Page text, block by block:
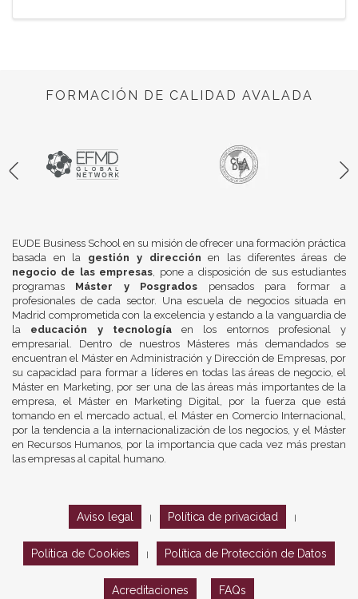
FORMACIÓN DE CALIDAD AVALADA
EUDE Business School en su misión de ofrecer una formación práctica
basada en la gestión y dirección en las diferentes áreas de
negocio de las empresas, pone a disposición de sus estudiantes
programas Máster y Posgrados pensados para formar a
profesionales de cada sector. Una escuela de negocios situada en
Madrid comprometida con la excelencia y estando a la vanguardia de
la educación y tecnologíaen los entornos profesional y
empresarial. Dentro de nuestros Másteres más demandados se
encuentran el Máster en Administración y Dirección de Empresas, por
su capacidad para formar a líderes en todas las áreas de negocio, el
Máster en Marketing, por ser una de las áreas más importantes de la
empresa, el Máster en Marketing Digital, por la fuerza que está
tomando en el mercado actual, el Máster en Comercio Internacional,
por la tendencia a la internacionalización de los negocios, y el Máster
en Recursos Humanos, por la importancia que cada vez más prestan
las empresas al capital humano.
Aviso legal Política de privacidad
Política de Cookies Política de Protección de Datos
Acreditaciones FAQs